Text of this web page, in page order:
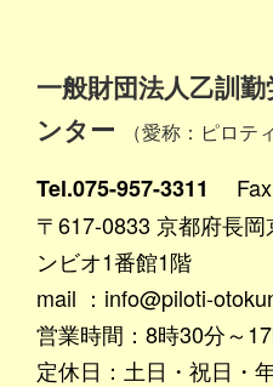
一般財団法人乙訓
ンター
（愛称：ピロテ
Tel.075-957-3311
〒617-0833 京都府長
ンビオ1番館1階
mail ：info@piloti-
営業時間：8時30分～
定休日：土日・祝日・